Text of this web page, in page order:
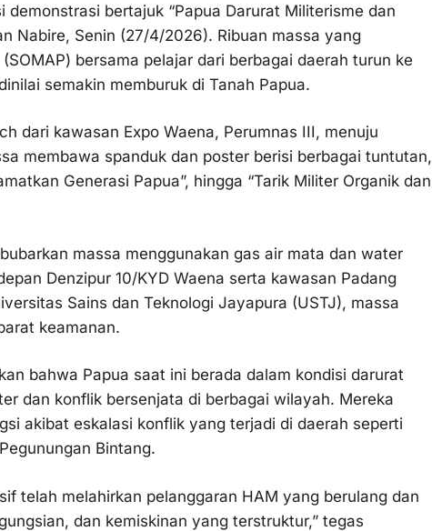
bertajuk “Papua Darurat Militerisme dan
Nabire, Senin (27/4/2026). Ribuan massa yang
bersama pelajar dari berbagai daerah turun ke
semakin memburuk di Tanah Papua.
dari kawasan Expo Waena, Perumnas III, menuju
membawa spanduk dan poster berisi berbagai tuntutan,
Generasi Papua”, hingga “Tarik Militer Organik dan
massa menggunakan gas air mata dan water
Denzipur 10/KYD Waena serta kawasan Padang
Sains dan Teknologi Jayapura (USTJ), massa
keamanan.
bahwa Papua saat ini berada dalam kondisi darurat
dan konflik bersenjata di berbagai wilayah. Mereka
akibat eskalasi konflik yang terjadi di daerah seperti
Bintang.
telah melahirkan pelanggaran HAM yang berulang dan
dan kemiskinan yang terstruktur,” tegas